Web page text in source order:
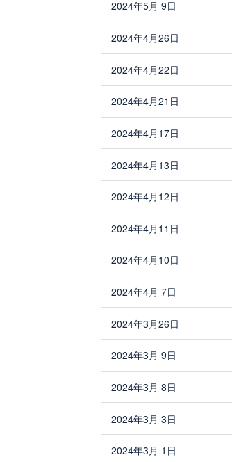
2024年5月 9日
2024年4月26日
2024年4月22日
2024年4月21日
2024年4月17日
2024年4月13日
2024年4月12日
2024年4月11日
2024年4月10日
2024年4月 7日
2024年3月26日
2024年3月 9日
2024年3月 8日
2024年3月 3日
2024年3月 1日